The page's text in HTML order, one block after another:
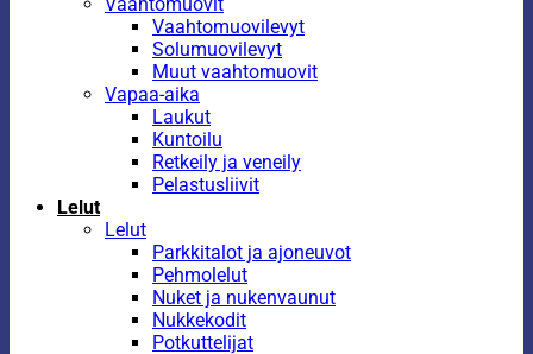
Vaahtomuovilevyt
Solumuovilevyt
Muut vaahtomuovit
Vapaa-aika
Laukut
Kuntoilu
Retkeily ja veneily
Pelastusliivit
Lelut
Lelut
Parkkitalot ja ajoneuvot
Pehmolelut
Nuket ja nukenvaunut
Nukkekodit
Potkuttelijat